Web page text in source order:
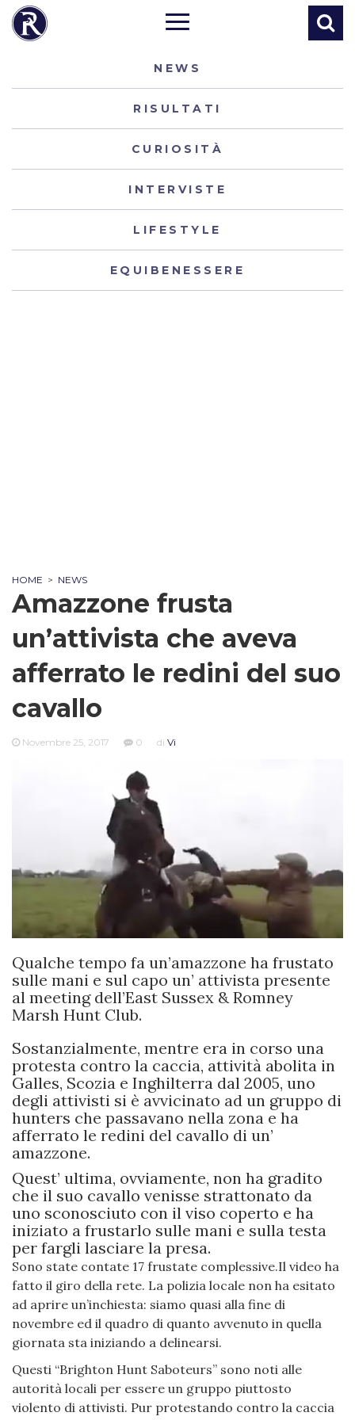
NEWS
RISULTATI
CURIOSITÀ
INTERVISTE
LIFESTYLE
EQUIBENESSERE
HOME > NEWS
Amazzone frusta
un’attivista che aveva
afferrato le redini del suo
cavallo
Novembre 25, 2017 0 di Vi
Qualche tempo fa un’amazzone ha frustato
sulle mani e sul capo un’ attivista presente
al meeting dell’East Sussex & Romney
Marsh Hunt Club.
Sostanzialmente, mentre era in corso una
protesta contro la caccia, attività abolita in
Galles, Scozia e Inghilterra dal 2005, uno
degli attivisti si è avvicinato ad un gruppo di
hunters che passavano nella zona e ha
afferrato le redini del cavallo di un’
amazzone.
Quest’ ultima, ovviamente, non ha gradito
che il suo cavallo venisse strattonato da
uno sconosciuto con il viso coperto e ha
iniziato a frustarlo sulle mani e sulla testa
per fargli lasciare la presa.
Sono state contate 17 frustate complessive.Il video ha
fatto il giro della rete. La polizia locale non ha esitato
ad aprire un’inchiesta: siamo quasi alla fine di
novembre ed il quadro di quanto avvenuto in quella
giornata sta iniziando a delinearsi.
Questi “Brighton Hunt Saboteurs” sono noti alle
autorità locali per essere un gruppo piuttosto
violento di attivisti. Pur protestando contro la caccia